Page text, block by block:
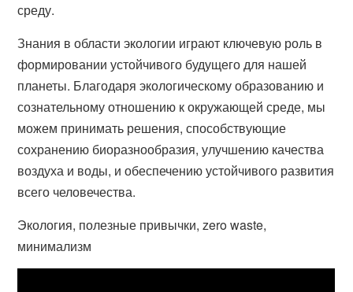
среду.
Знания в области экологии играют ключевую роль в
формировании устойчивого будущего для нашей
планеты. Благодаря экологическому образованию и
сознательному отношению к окружающей среде, мы
можем принимать решения, способствующие
сохранению биоразнообразия, улучшению качества
воздуха и воды, и обеспечению устойчивого развития
всего человечества.
Экология, полезные привычки, zero waste,
минимализм